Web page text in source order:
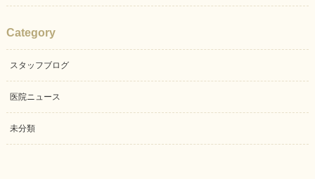
Category
スタッフブログ
医院ニュース
未分類